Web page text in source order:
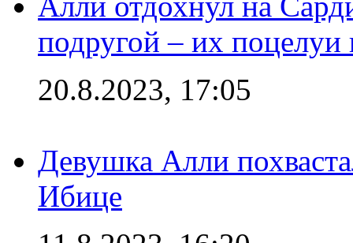
подругой – их поцелуи
20.8.2023, 17:05
Девушка Алли
Ибице